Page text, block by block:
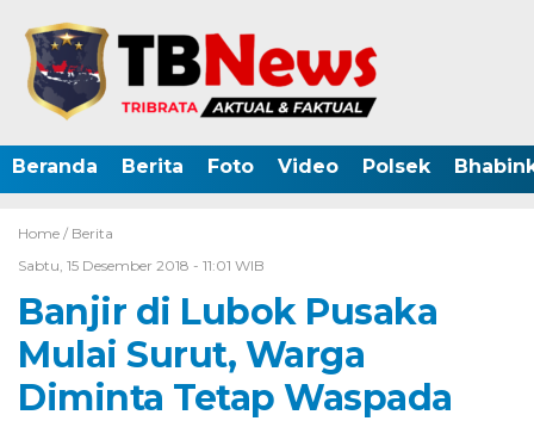
Beranda Berita Foto Video Polsek
Home / Berita
Sabtu, 15 Desember 2018 - 11:01 WIB
Banjir di Lubok Pusaka
Mulai Surut, Warga
Diminta Tetap Waspada